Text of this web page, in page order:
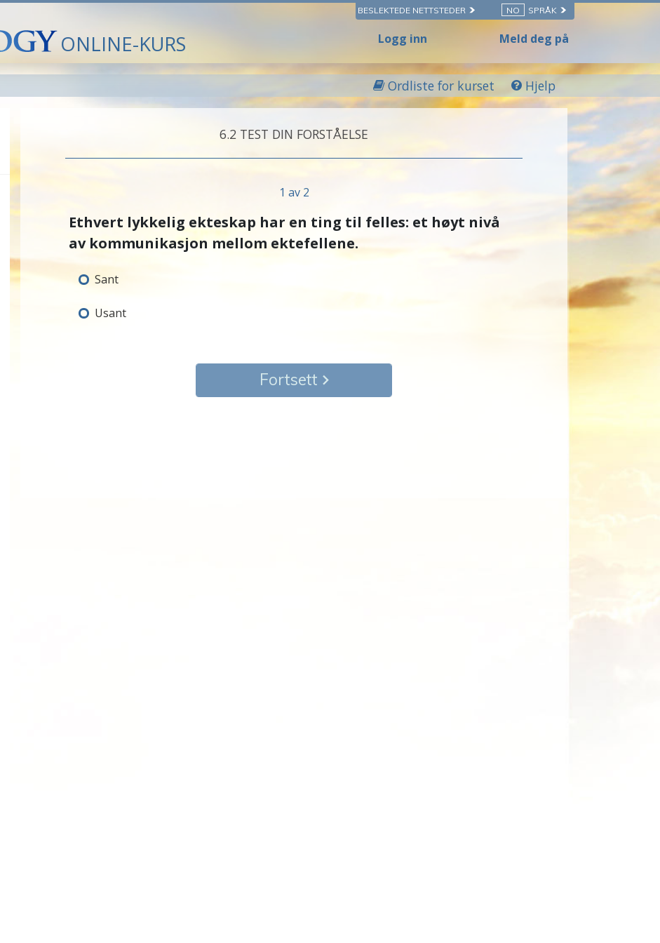
BESLEKTEDE NETTSTEDER NO SPRÅK
ONLINE-KURS Logg inn Meld deg på
Ordliste for kurset Hjelp
6.‎2 TEST DIN FORSTÅELSE
1 av 2
Ethvert lykkelig ekteskap har en ting til felles: et høyt nivå
av kommunikasjon mellom ektefellene.
Sant
Usant
Fortsett